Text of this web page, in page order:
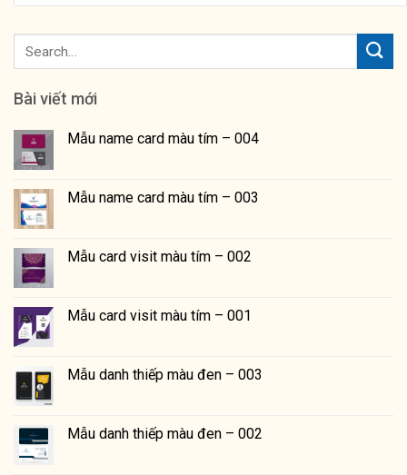
Bài viết mới
Mẫu name card màu tím – 004
Mẫu name card màu tím – 003
Mẫu card visit màu tím – 002
Mẫu card visit màu tím – 001
Mẫu danh thiếp màu đen – 003
Mẫu danh thiếp màu đen – 002